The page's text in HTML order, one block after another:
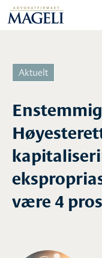
være 4